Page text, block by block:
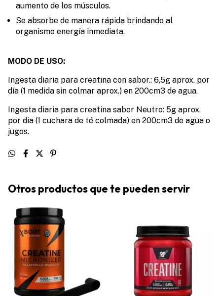
aumento de los músculos.
Se absorbe de manera rápida brindando al
organismo energía inmediata.
MODO DE USO:
Ingesta diaria para creatina con sabor.: 6,5g aprox. por
día (1 medida sin colmar aprox.) en 200cm3 de agua.
Ingesta diaria para creatina sabor Neutro: 5g aprox.
por día (1 cuchara de té colmada) en 200cm3 de agua o
jugos.
Otros productos que te pueden servir